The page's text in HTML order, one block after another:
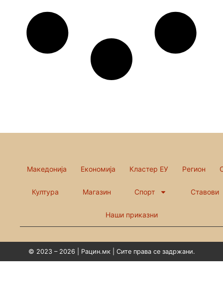
Македонија Економија Кластер ЕУ Регион
Култура Магазин Спорт Ставови
Наши приказни
© 2023 – 2026 | Рацин.мк | Сите права се задржани.